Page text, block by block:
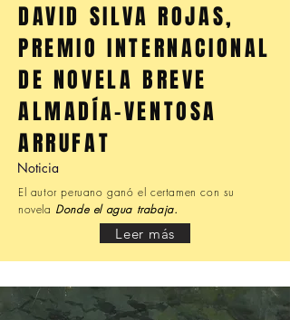
DAVID SILVA ROJAS,
PREMIO INTERNACIONAL
DE NOVELA BREVE
ALMADÍA-VENTOSA
ARRUFAT
Noticia
El autor peruano ganó el certamen con su
novela Donde el agua trabaja.
Leer más